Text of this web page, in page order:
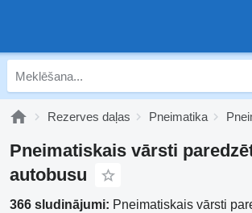
Rezerves daļas Pneimatika
Pneimatiskais vārsti
autobusu
366 sludinājumi: Pneimatiskais vārsti